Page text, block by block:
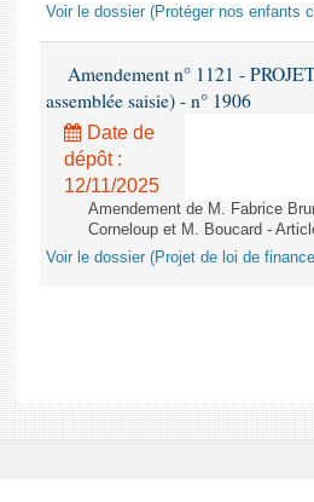
Voir le dossier (Protéger nos enfants
Amendement n° 1121 -
assemblée saisie) - n° 1906
Date de
dépôt :
12/11/2025
Amendement de M. Fabrice
Corneloup et M. Boucard -
Voir le dossier (Projet de loi de